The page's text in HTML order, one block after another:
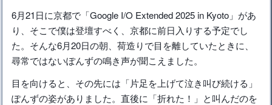
6月21日に京都で「Google I/O Extended 2025 in Kyoto」があ
り、そこで僕は登壇すべく、京都に前日入りする予定でし
た。そんな6月20日の朝、荷造りで目を離していたときに、
尋常ではないぽんずの鳴き声が聞こえました。
目を向けると、その先には「片足を上げて泣き叫び続ける」
ぽんずの姿がありました。直後に「折れた！」と叫んだのを